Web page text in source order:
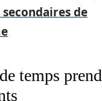
de
temps